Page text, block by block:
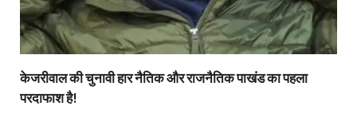
केजरीवाल की चुनावी हार नैतिक और राजनैतिक पाखंड का पहला
परदाफाश है!